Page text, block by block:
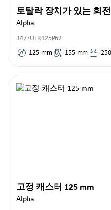
Alpha
3477UFR125P62
125 mm 155 mm 250
고정 캐스터 125 mm
Alpha